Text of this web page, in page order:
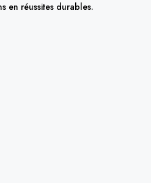
en réussites durables.